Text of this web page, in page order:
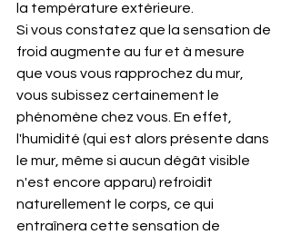
la température extérieure.
Si vous constatez que la sensation de
froid augmente au fur et à mesure
que vous vous rapprochez du mur,
vous subissez certainement le
phénomène chez vous. En effet,
l'humidité (qui est alors présente dans
le mur, même si aucun dégât visible
n'est encore apparu) refroidit
naturellement le corps, ce qui
entraînera cette sensation de